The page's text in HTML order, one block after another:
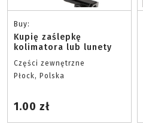
Buy:
Kupię zaślepkę
kolimatora lub lunety
Części zewnętrzne
Płock, Polska
1.00 zł